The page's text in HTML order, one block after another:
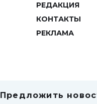
РЕДАКЦИЯ
КОНТАКТЫ
РЕКЛАМА
Предложить